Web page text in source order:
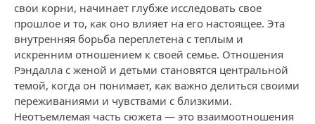
свои корни, начинает глубже исследовать свое
прошлое и то, как оно влияет на его настоящее. Эта
внутренняя борьба переплетена с теплым и
искренним отношением к своей семье. Отношения
Рэндалла с женой и детьми становятся центральной
темой, когда он понимает, как важно делиться своими
переживаниями и чувствами с близкими.
Неотъемлемая часть сюжета — это взаимоотношения